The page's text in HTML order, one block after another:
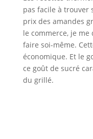
pas facile à trouver
prix des amandes
le commerce, je
faire soi-même.
économique. Et le
ce goût de sucré
du grillé.